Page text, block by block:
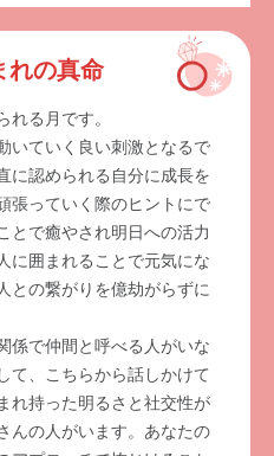
れの真命
れる月です。
いていく良い刺激となるで
に認められる自分に成長を
張っていく際のヒントにで
とで癒やされ明日への活力
に囲まれることで元気にな
との繋がりを億劫がらずに
係で仲間と呼べる人がいな
て、こちらから話しかけて
れ持った明るさと社交性が
んの人がいます。あなたの